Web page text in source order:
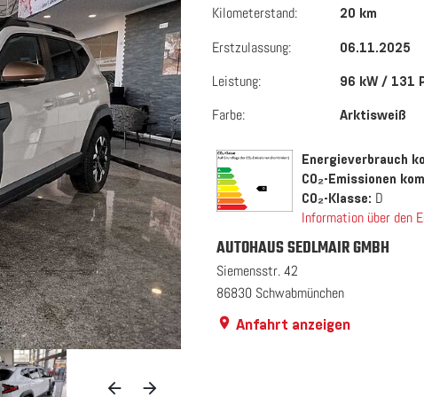
Kilometerstand: 20 km
Erstzulassung: 06.11.2025
Leistung: 96 kW / 131
Farbe: Arktisweiß
Energieverbrauch
CO₂-Emissionen
CO₂-Klasse: D
Information über den
AUTOHAUS SEDLMAIR GMBH
Siemensstr. 42
86830 Schwabmünchen
Anfahrt anzeigen